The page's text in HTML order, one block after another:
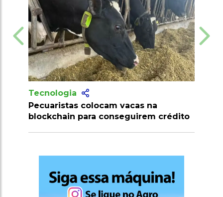
Tecnologia
Produtores recebem mais de 10
milhões de doses de vacinas contra